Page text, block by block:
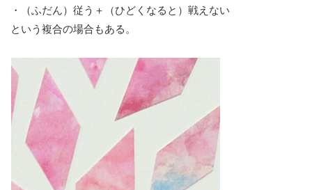
・（ふだん）従う＋（ひどくなると）戦えない
という複合の場合もある。